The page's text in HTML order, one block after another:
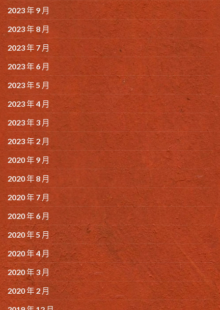
2023 年 9 月
2023 年 8 月
2023 年 7 月
2023 年 6 月
2023 年 5 月
2023 年 4 月
2023 年 3 月
2023 年 2 月
2020 年 9 月
2020 年 8 月
2020 年 7 月
2020 年 6 月
2020 年 5 月
2020 年 4 月
2020 年 3 月
2020 年 2 月